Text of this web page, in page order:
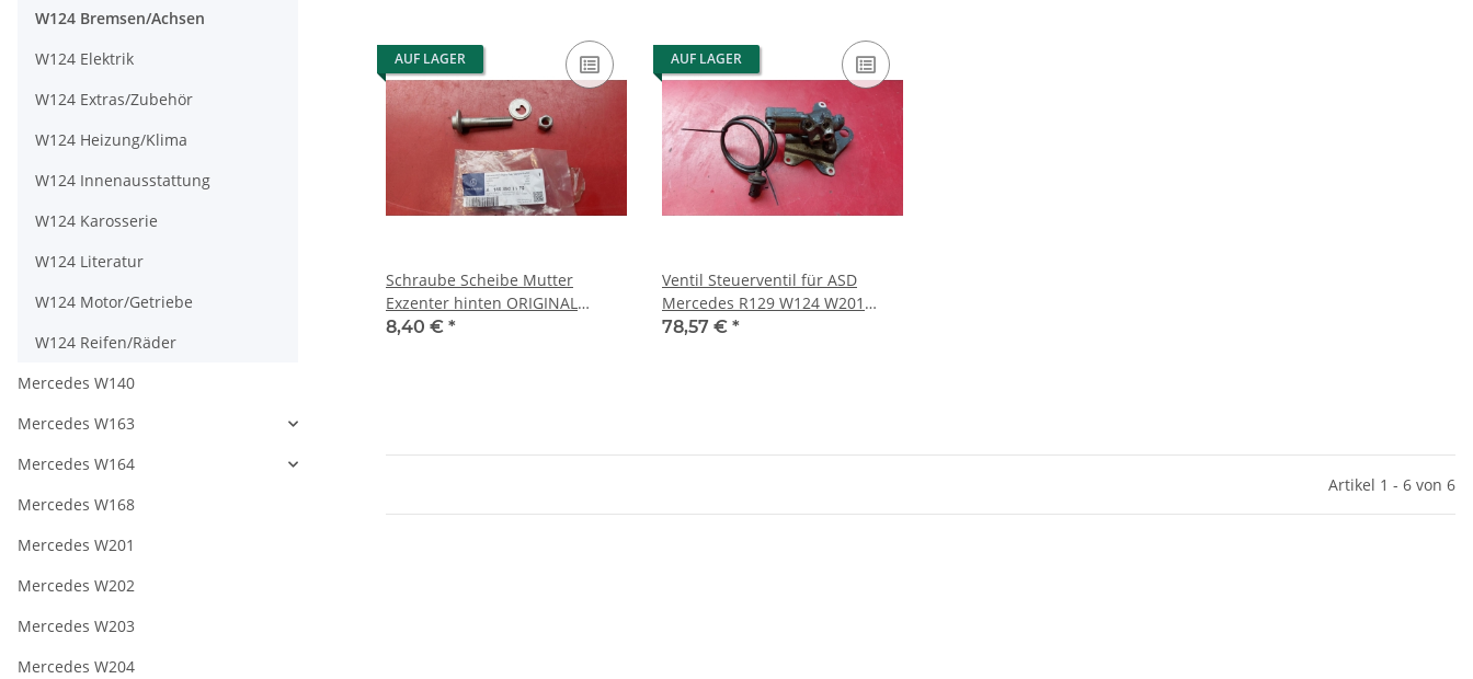
AUF LAGER
Schraube Scheibe Mutter
Exzenter hinten ORIGINAL
Mercedes 1403501170
8,40 € *
AUF LAGER
Ventil Steuerventil für ASD
Mercedes R129 W124 W201
W126 2023500057 1243505057
78,57 € *
Artikel 1 - 6 von 6
W124 Bremsen/Achsen
W124 Elektrik
W124 Extras/Zubehör
W124 Heizung/Klima
W124 Innenausstattung
W124 Karosserie
W124 Literatur
W124 Motor/Getriebe
W124 Reifen/Räder
Mercedes W140
Mercedes W163
Mercedes W164
Mercedes W168
Mercedes W201
Mercedes W202
Mercedes W203
Mercedes W204